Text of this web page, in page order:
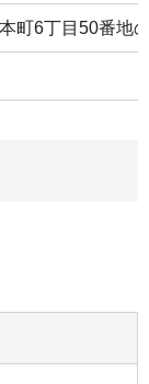
町6丁目50番地